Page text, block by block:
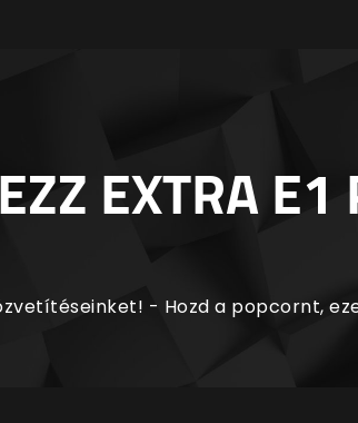
EXTRA E1
- Hozd a popcornt,